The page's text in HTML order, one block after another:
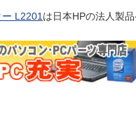
L2201 は日本HPの法人製